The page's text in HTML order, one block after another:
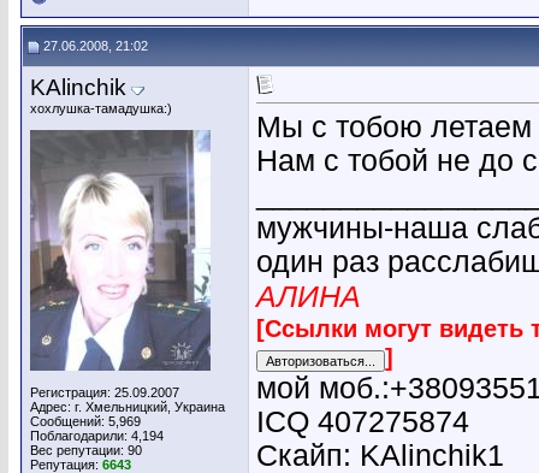
27.06.2008, 21:02
KAlinchik
хохлушка-тамадушка:)
Регистрация: 25.09.2007
Адрес: г. Хмельницкий, Украина
Сообщений: 5,969
Поблагодарили: 4,194
Вес репутации: 90
Репутация: 6643
Мы с тобою
Нам с тобой не до
мужчины-наша
один раз
АЛИНА
[Ссылки могут видеть
]
мой
ICQ 407275874
Скайп: KAlinchik1